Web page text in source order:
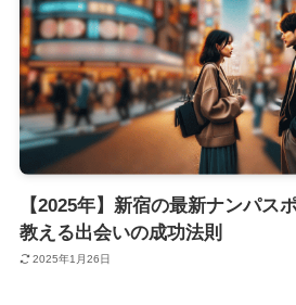
【2025年】新宿の最新ナンパス
教える出会いの成功法則
2025年1月26日